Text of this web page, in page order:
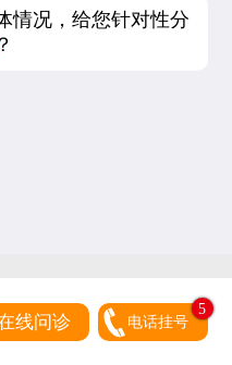
情况，给您针对性分
？
线问诊 电话挂号
5